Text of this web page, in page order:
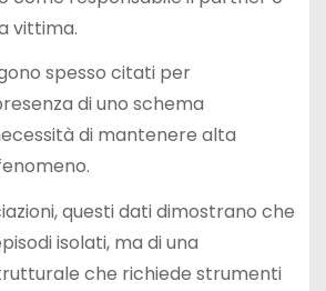
vittima.
spesso citati per
di uno schema
di mantenere alta
questi dati dimostrano che
isolati, ma di una
che richiede strumenti